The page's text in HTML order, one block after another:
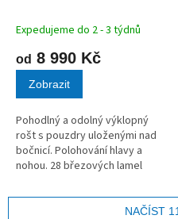
Expedujeme do 2 - 3 týdnů
od 8 990 Kč
Zobrazit
Pohodlný a odolný výklopný
rošt s pouzdry uloženými nad
bočnicí. Polohování hlavy a
nohou. 28 březových lamel
pouzdrech.
NAČÍST